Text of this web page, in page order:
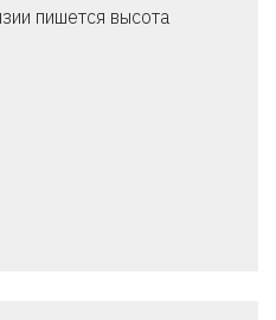
пишется высота